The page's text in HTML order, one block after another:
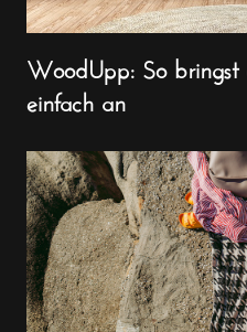
WoodUpp: So
einfach an